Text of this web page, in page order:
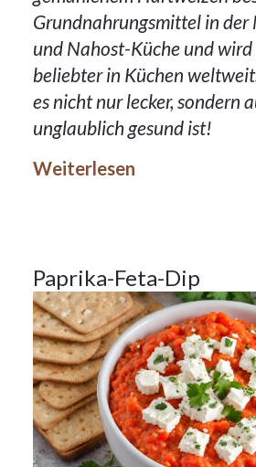
Grundnahrungsmittel in
und Nahost-Küche und
beliebter in Küchen
es nicht nur lecker, sondern
unglaublich gesund ist!
Weiterlesen
12
NOV.
2023
12Nov.
2023
Beilagen,
Paprika-Feta-Dip